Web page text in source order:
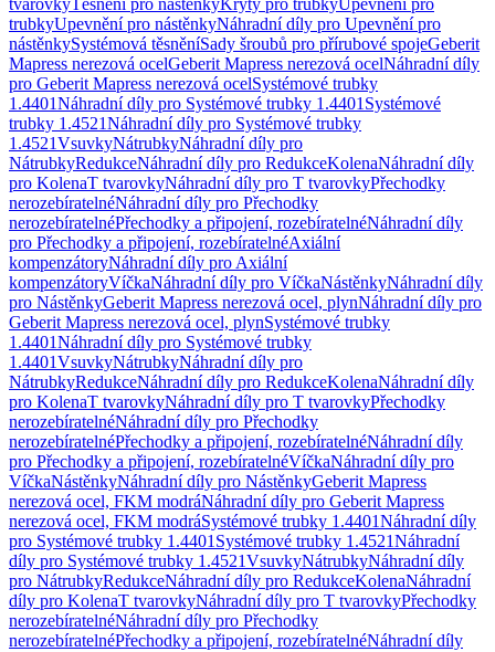
tvarovkyTěsnění pro nástěnkyKryty pro trubkyUpevnění pro
trubkyUpevnění pro nástěnkyNáhradní díly pro Upevnění pro
nástěnkySystémová těsněníSady šroubů pro přírubové spojeGeberit
Mapress nerezová ocelGeberit Mapress nerezová ocelNáhradní díly
pro Geberit Mapress nerezová ocelSystémové trubky
1.4401Náhradní díly pro Systémové trubky 1.4401 Systémové
trubky 1.4521Náhradní díly pro Systémové trubky
1.4521VsuvkyNátrubkyNáhradní díly pro
NátrubkyRedukceNáhradní díly pro RedukceKolenaNáhradní díly
pro KolenaT tvarovkyNáhradní díly pro T tvarovkyPřechodky
nerozebíratelnéNáhradní díly pro Přechodky
nerozebíratelnéPřechodky a připojení, rozebíratelnéNáhradní díly
pro Přechodky a připojení, rozebíratelnéAxiální
kompenzátoryNáhradní díly pro Axiální
kompenzátoryVíčkaNáhradní díly pro VíčkaNástěnkyNáhradní díly
pro NástěnkyGeberit Mapress nerezová ocel, plynNáhradní díly pro
Geberit Mapress nerezová ocel, plynSystémové trubky
1.4401Náhradní díly pro Systémové trubky
1.4401VsuvkyNátrubkyNáhradní díly pro
NátrubkyRedukceNáhradní díly pro RedukceKolenaNáhradní díly
pro KolenaT tvarovkyNáhradní díly pro T tvarovkyPřechodky
nerozebíratelnéNáhradní díly pro Přechodky
nerozebíratelnéPřechodky a připojení, rozebíratelnéNáhradní díly
pro Přechodky a připojení, rozebíratelnéVíčkaNáhradní díly pro
VíčkaNástěnkyNáhradní díly pro NástěnkyGeberit Mapress
nerezová ocel, FKM modráNáhradní díly pro Geberit Mapress
nerezová ocel, FKM modráSystémové trubky 1.4401Náhradní díly
pro Systémové trubky 1.4401 Systémové trubky 1.4521Náhradní
díly pro Systémové trubky 1.4521VsuvkyNátrubkyNáhradní díly
pro NátrubkyRedukceNáhradní díly pro RedukceKolenaNáhradní
díly pro KolenaT tvarovkyNáhradní díly pro T tvarovkyPřechodky
nerozebíratelnéNáhradní díly pro Přechodky
nerozebíratelnéPřechodky a připojení, rozebíratelnéNáhradní díly